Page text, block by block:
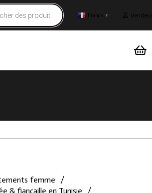
French ▼ Vendeur
femme
/
& fiançaille en Tunisie
/